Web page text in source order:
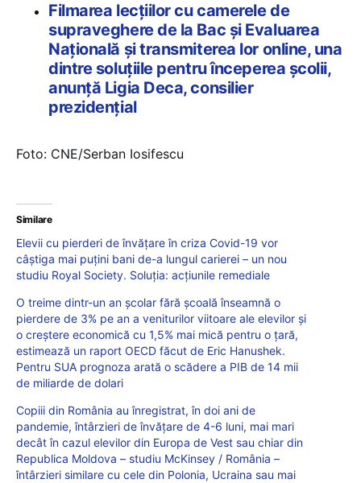
Filmarea lecțiilor cu camerele de
supraveghere de la Bac și Evaluarea
Națională și transmiterea lor online, una
dintre soluțiile pentru începerea școlii,
anunță Ligia Deca, consilier
prezidențial
Foto: CNE/Serban Iosifescu
Similare
Elevii cu pierderi de învățare în criza Covid-19 vor
câștiga mai puțini bani de-a lungul carierei – un nou
studiu Royal Society. Soluția: acțiunile remediale
O treime dintr-un an școlar fără școală înseamnă o
pierdere de 3% pe an a veniturilor viitoare ale elevilor și
o creștere economică cu 1,5% mai mică pentru o țară,
estimează un raport OECD făcut de Eric Hanushek.
Pentru SUA prognoza arată o scădere a PIB de 14 mii
de miliarde de dolari
Copiii din România au înregistrat, în doi ani de
pandemie, întârzieri de învățare de 4-6 luni, mai mari
decât în cazul elevilor din Europa de Vest sau chiar din
Republica Moldova – studiu McKinsey / România –
întârzieri similare cu cele din Polonia, Ucraina sau mai